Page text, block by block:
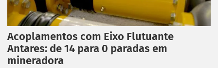
Acoplamentos com Eixo Flutuante
Antares: de 14 para 0 paradas em
mineradora